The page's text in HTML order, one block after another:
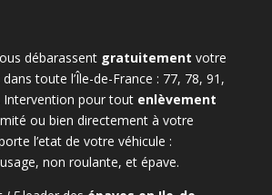
débarassent gratuitement votre
toute l’Île-de-France : 77, 78, 91,
Intervention pour tout enlèvement
ou bien directement à votre
l’etat de votre véhicule :
non roulante, et épave.